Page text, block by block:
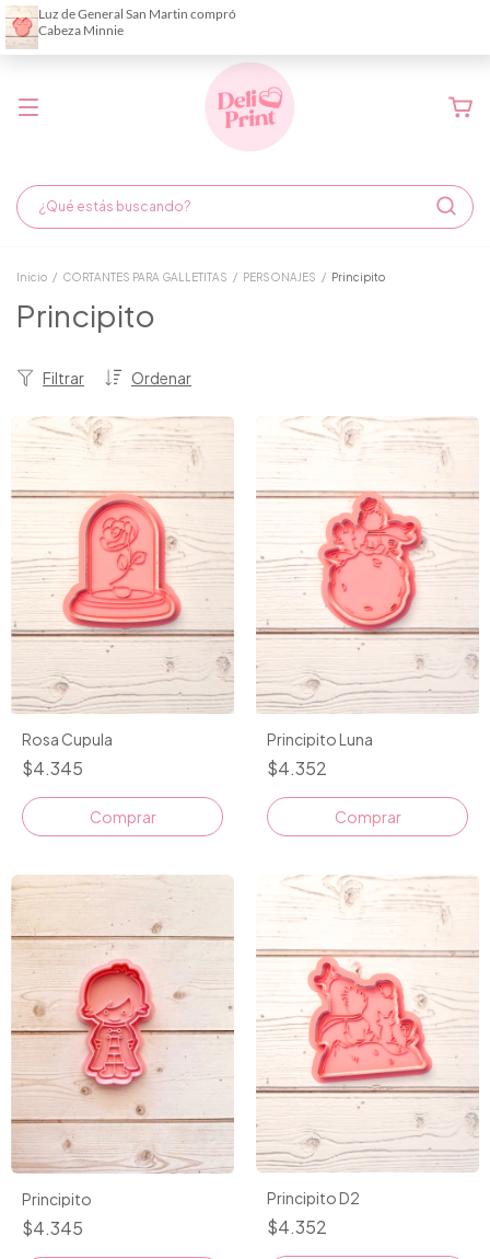
Demora de fabricación hasta 6 días hábiles
Inicio / CORTANTES PARA GALLETITAS / PERSONAJES / Principito
Principito
Ordenar
Filtrar
Rosa Cupula
$4.345
Comprar
Principito Luna
$4.352
Comprar
Principito
$4.345
Principito D2
$4.352